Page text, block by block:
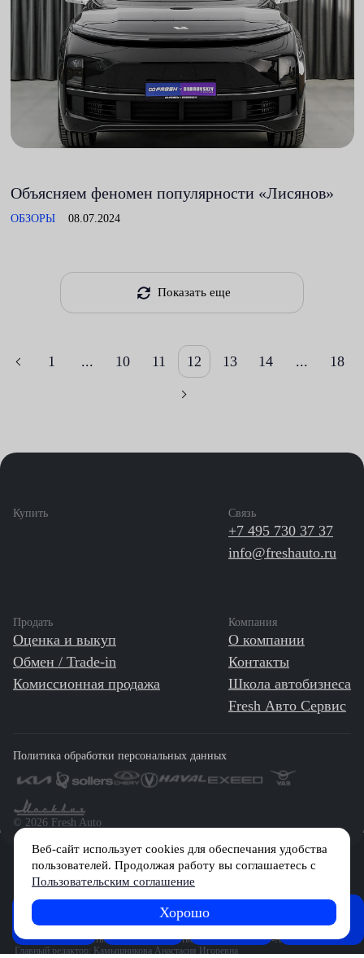
Объясняем феномен популярности «Лисянов»
ОБЗОРЫ 08.07.2024
Показать еще
1 ... 10 11 12 13 14 ... 18
FRESH
News
Обзоры
Веб-сайт использует cookies для обеспечания удобства
пользователей. Продолжая работу вы соглашаетесь с
Пользовательским соглашение
Хорошо
Купить
Продать
Оценка и выкуп
Обмен / Trade-in
Комиссионная продажа
Компания
О компании
Контакты
Школа автобизнеса
Fresh Авто Сервис
Связь
+7 495 730 37 37
info@freshauto.ru
©️ 2026 Fresh Auto
Политика обработки персональных данных
Сетевое издание «Первый автомобильный маркетплейс» зарегистрировано
Решением Федеральной службы по надзору в сфере связи, информационных
технологий и массовых коммуникаций (Роскомнадзор) № Эл № ФС77-84512 от
29 декабря 2022 г.
Учредитель: Общество с ограниченной ответственностью «МБ-Авто»
Главный редактор: Камышникова Анастасия Игоревна